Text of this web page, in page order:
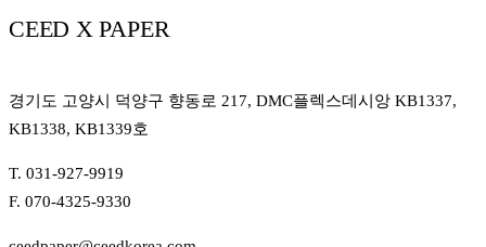
CEED X PAPER
경기도 고양시 덕양구 향동로 217, DMC플렉스데시앙 KB1337,
KB1338, KB1339호
T. 031-927-9919
F. 070-4325-9330